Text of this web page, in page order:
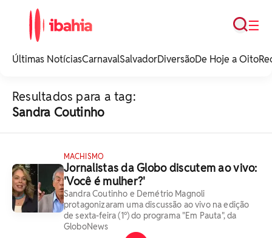
noticias e
☰
Busca
Últimas NotíciasCarnavalSalvadorDiversãoDe Hoje a Oito
Resultados para a tag:
Sandra Coutinho
MACHISMO
Jornalistas da Globo discutem ao vivo:
'Você é mulher?'
Sandra Coutinho e Demétrio Magnoli
protagonizaram uma discussão ao vivo na edição
de sexta-feira (1º) do programa "Em Pauta", da
GloboNews